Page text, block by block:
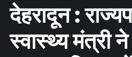
देहरादून :
स्वास्थ्य मंत्री